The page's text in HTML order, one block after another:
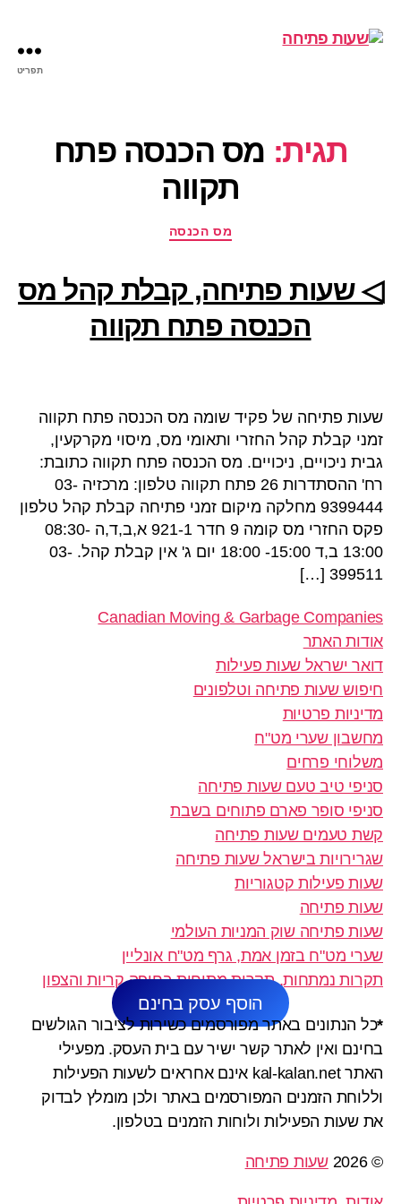
תפריט
תגית: מס הכנסה פתח
תקווה
קטגוריות
מס הכנסה
◁ שעות פתיחה, קבלת קהל מס
הכנסה פתח תקווה
שעות פתיחה של פקיד שומה מס הכנסה פתח תקווה
זמני קבלת קהל החזרי ותאומי מס, מיסוי מקרקעין,
גבית ניכויים, ניכויים. מס הכנסה פתח תקווה כתובת:
רח' ההסתדרות 26 פתח תקווה טלפון: מרכזיה 03-
9399444 מחלקה מיקום זמני פתיחה קבלת קהל טלפון
פקס החזרי מס קומה 9 חדר 921-1 א,ב,ד,ה 08:30-
13:00 ב,ד 15:00- 18:00 יום ג' אין קבלת קהל. 03-
399511 […]
Canadian Moving & Garbage Companies
אודות האתר
דואר ישראל שעות פעילות
חיפוש שעות פתיחה וטלפונים
מדיניות פרטיות
מחשבון שערי מט"ח
משלוחי פרחים
סניפי טיב טעם שעות פתיחה
סניפי סופר פארם פתוחים בשבת
קשת טעמים שעות פתיחה
שגרירויות בישראל שעות פתיחה
שעות פעילות קטגוריות
שעות פתיחה
שעות פתיחה שוק המניות העולמי
שערי מט"ח בזמן אמת, גרף מט"ח אונליין
תקרות נמתחות, תקרות מתוחות בחיפה קריות והצפון
הוסף עסק בחינם
*כל הנתונים באתר מפורסמים כשירות לציבור הגולשים
בחינם ואין לאתר קשר ישיר עם בית העסק. מפעילי
האתר kal-kalan.net אינם אחראים לשעות הפעילות
וללוחת הזמנים המפורסמים באתר ולכן מומלץ לבדוק
את שעות הפעילות ולוחות הזמנים בטלפון.
© 2026 שעות פתיחה